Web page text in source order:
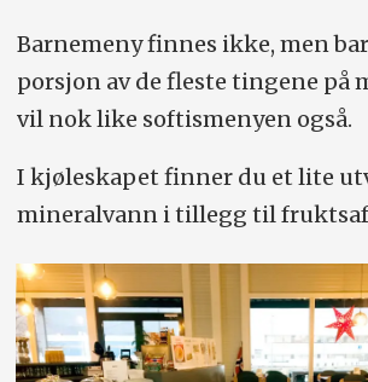
Barnemeny finnes ikke, men
porsjon av de fleste tingene på
vil nok like softismenyen også.
I kjøleskapet finner du et lite
mineralvann i tillegg til